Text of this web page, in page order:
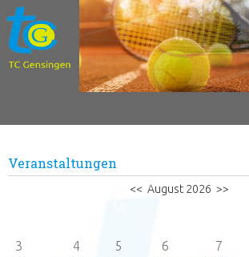
Veranstaltungen
<< August 2026 >>
3
4 5 6 7